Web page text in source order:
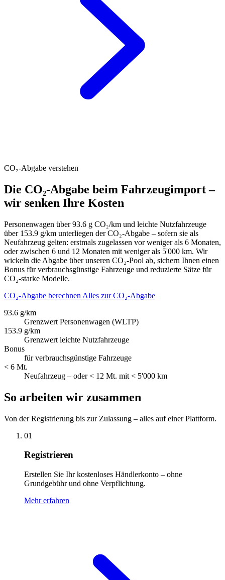
CO₂-Abgabe verstehen
Die CO₂-Abgabe beim Fahrzeugimport –
wir senken Ihre Kosten
Personenwagen über 93.6 g CO₂/km und leichte Nutzfahrzeuge
über 153.9 g/km unterliegen der CO₂-Abgabe – sofern sie als
Neufahrzeug gelten: erstmals zugelassen vor weniger als 6 Monaten,
oder zwischen 6 und 12 Monaten mit weniger als 5'000 km. Wir
wickeln die Abgabe über unseren CO₂-Pool ab, sichern Ihnen einen
Bonus für verbrauchsgünstige Fahrzeuge und reduzierte Sätze für
CO₂-starke Modelle.
CO₂-Abgabe berechnen Alles zur CO₂-Abgabe
93.6 g/km
Grenzwert Personenwagen (WLTP)
153.9 g/km
Grenzwert leichte Nutzfahrzeuge
Bonus
für verbrauchsgünstige Fahrzeuge
< 6 Mt.
Neufahrzeug – oder < 12 Mt. mit < 5'000 km
So arbeiten wir zusammen
Von der Registrierung bis zur Zulassung – alles auf einer Plattform.
01
Registrieren
Erstellen Sie Ihr kostenloses Händlerkonto – ohne
Grundgebühr und ohne Verpflichtung.
Mehr erfahren